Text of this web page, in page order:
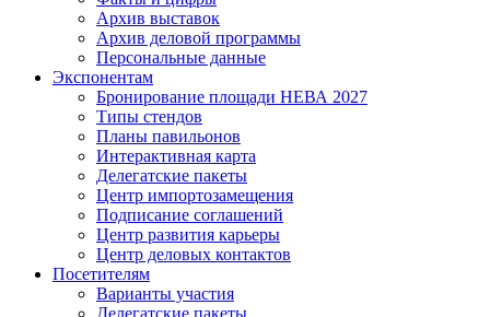
Архив выставок
Архив деловой программы
Персональные данные
Экспонентам
Бронирование площади НЕВА 2027
Типы стендов
Планы павильонов
Интерактивная карта
Делегатские пакеты
Центр импортозамещения
Подписание соглашений
Центр развития карьеры
Центр деловых контактов
Посетителям
Варианты участия
Делегатские пакеты